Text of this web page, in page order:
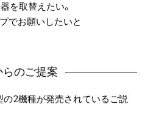
湯器を取替えたい。
でお願いしたいと
らのご提案
の2機種が発売されているご説